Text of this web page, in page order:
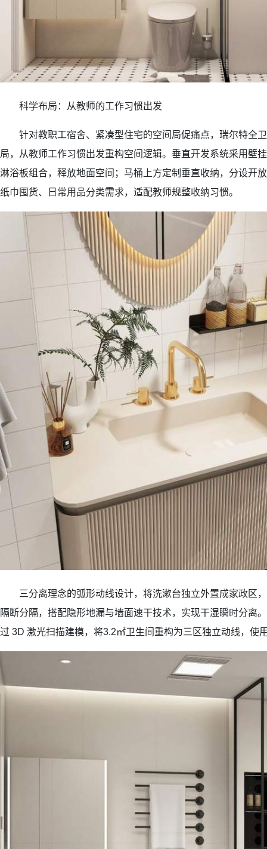
科学布局：从教师的工作习惯出发
针对教职工宿舍、紧凑型住宅的空间局促痛点，瑞尔特全卫
局，从教师工作习惯出发重构空间逻辑。垂直开发系统采用壁
淋浴板组合，释放地面空间；马桶上方定制垂直收纳，分设开
纸巾囤货、日常用品分类需求，适配教师规整收纳习惯。
三分离理念的弧形动线设计，将洗漱台独立外置成家政区，
隔断分隔，搭配隐形地漏与墙面速干技术，实现干湿瞬时分离
过 3D 激光扫描建模，将3.2㎡卫生间重构为三区独立动线，使